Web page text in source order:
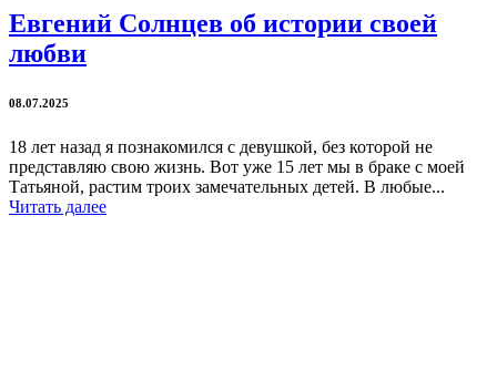
Евгений Солнцев об истории своей
любви
08.07.2025
18 лет назад я познакомился с девушкой, без которой не
представляю свою жизнь. Вот уже 15 лет мы в браке с моей
Татьяной, растим троих замечательных детей. В любые...
Читать далее